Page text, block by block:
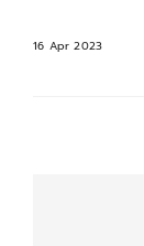
16 Apr 2023